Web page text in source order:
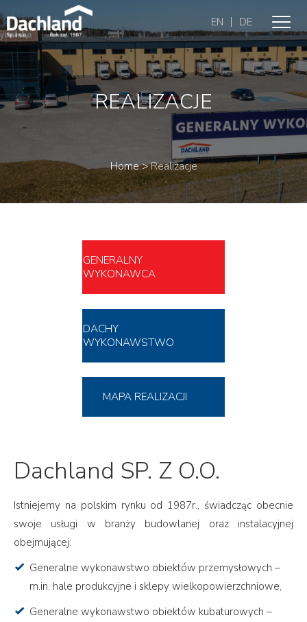
EN | DE
REALIZACJE
Home>Realizacje
GENERALNY
WYKONAWCA
DACHY
WYKONAWSTWO
MAPA REALIZACJI
Dachland SP. Z O.O.
Istniejemy na polskim rynku od 1987r., świadcząc obecnie
swoje usługi w branży budowlanej oraz instalacyjnej
obejmującej:
Generalne wykonawstwo obiektów przemysłowych –
m.in. hale produkcyjne i sklepy wielkopowierzchniowe,
Generalne wykonawstwo obiektów kubaturowych –